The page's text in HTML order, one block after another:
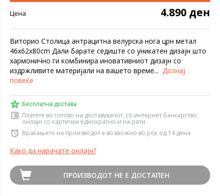
Цена 4.890 ден
Виторио Столица антрацитна велурска нога црн метал
46x62x80cm Дали барате седиште со уникатен дизајн што
хармонично ги комбинира иновативниот дизајн со
издржливите материјали на вашето време... Дознај
повеќе
Бесплатна достава
Платете во готово на доставувачот, со интернет банкарство,
онлајн со картички еднократно и на рати
Враќањето на производот е возможно во рок од 14 дена
Како да нарачате онлајн?
ПРОИЗВОДОТ НЕ Е ДОСТАПЕН